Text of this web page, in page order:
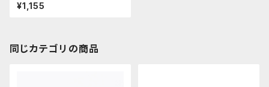
¥1,155
同じカテゴリの商品